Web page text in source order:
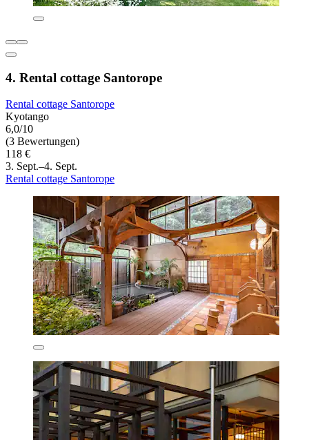
4. Rental cottage Santorope
Rental cottage Santorope
Kyotango
6,0/10
(3 Bewertungen)
118 €
3. Sept.–4. Sept.
Rental cottage Santorope